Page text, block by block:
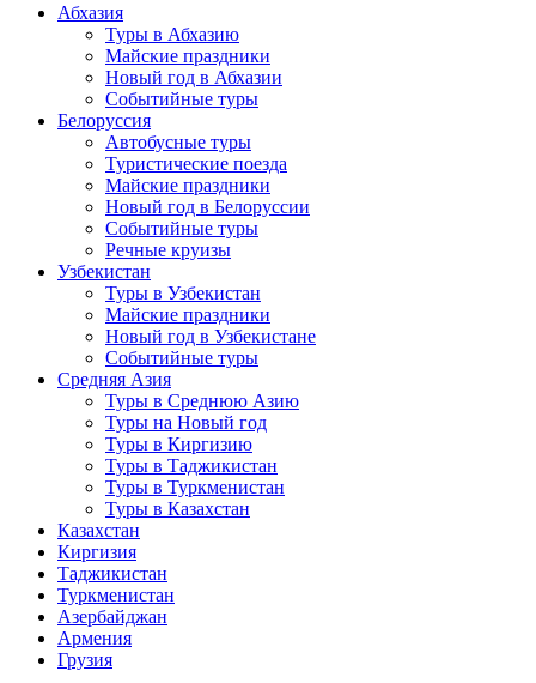
Абхазия
Туры в Абхазию
Майские праздники
Новый год в Абхазии
Событийные туры
Белоруссия
Автобусные туры
Туристические поезда
Майские праздники
Новый год в Белоруссии
Событийные туры
Речные круизы
Узбекистан
Туры в Узбекистан
Майские праздники
Новый год в Узбекистане
Событийные туры
Средняя Азия
Туры в Среднюю Азию
Туры на Новый год
Туры в Киргизию
Туры в Таджикистан
Туры в Туркменистан
Туры в Казахстан
Казахстан
Киргизия
Таджикистан
Туркменистан
Азербайджан
Армения
Грузия